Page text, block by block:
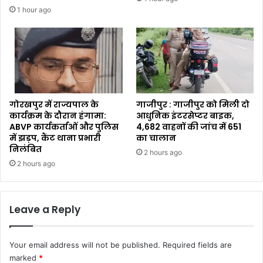
1 hour ago
गोरखपुर में राज्यपाल के
कार्यक्रम के दौरान हंगामा:
ABVP कार्यकर्ताओं और पुलिस
में झड़प, कैंट थाना प्रभारी
निलंबित
2 hours ago
गाजीपुर : गाजीपुर को मिली दो
आधुनिक इंटरसेप्टर बाइक,
4,682 वाहनों की जांच में 651
का चालान
2 hours ago
Leave a Reply
Your email address will not be published. Required fields are
marked *